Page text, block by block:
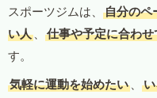
スポーツジムは、
自分のペ
い人 、 仕事や予定に合わ
す。
気軽に運動を始めたい 、